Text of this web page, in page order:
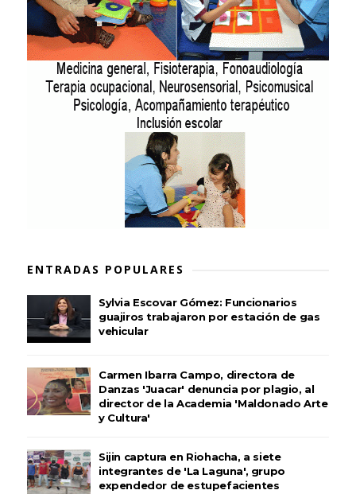
ENTRADAS POPULARES
Sylvia Escovar Gómez: Funcionarios
guajiros trabajaron por estación de gas
vehicular
Carmen Ibarra Campo, directora de
Danzas 'Juacar' denuncia por plagio, al
director de la Academia 'Maldonado Arte
y Cultura'
Sijin captura en Riohacha, a siete
integrantes de 'La Laguna', grupo
expendedor de estupefacientes